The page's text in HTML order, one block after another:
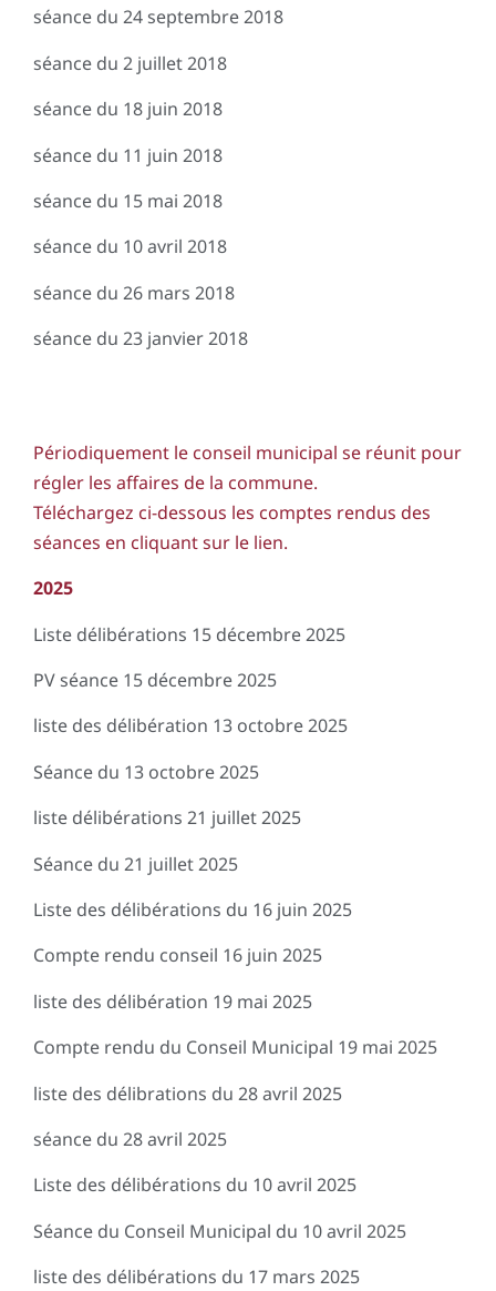
séance du 24 septembre 2018
séance du 2 juillet 2018
séance du 18 juin 2018
séance du 11 juin 2018
séance du 15 mai 2018
séance du 10 avril 2018
séance du 26 mars 2018
séance du 23 janvier 2018
Périodiquement le conseil municipal se réunit pour
régler les affaires de la commune.
Téléchargez ci-dessous les comptes rendus des
séances en cliquant sur le lien.
2025
Liste délibérations 15 décembre 2025
PV séance 15 décembre 2025
liste des délibération 13 octobre 2025
Séance du 13 octobre 2025
liste délibérations 21 juillet 2025
Séance du 21 juillet 2025
Liste des délibérations du 16 juin 2025
Compte rendu conseil 16 juin 2025
liste des délibération 19 mai 2025
Compte rendu du Conseil Municipal 19 mai 2025
liste des délibrations du 28 avril 2025
séance du 28 avril 2025
Liste des délibérations du 10 avril 2025
Séance du Conseil Municipal du 10 avril 2025
liste des délibérations du 17 mars 2025